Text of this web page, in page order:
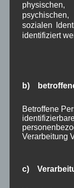
Mai 2024(4)
April 2024(5)
März 2024(4)
Februar 2024(4)
September 2023
Juli 2023(8)
Juni 2023(7)
Mai 2023(8)
Februar 2023 (3)
Januar 2023
sozialen
identifiziert
b)
Betroffene
Verarbeitung
c)